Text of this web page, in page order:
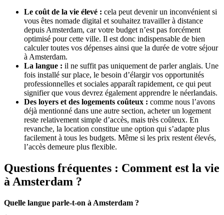
Le coût de la vie élevé : cela peut devenir un inconvénient si
vous êtes nomade digital et souhaitez travailler à distance
depuis Amsterdam, car votre budget n’est pas forcément
optimisé pour cette ville. Il est donc indispensable de bien
calculer toutes vos dépenses ainsi que la durée de votre séjour
à Amsterdam.
La langue : il ne suffit pas uniquement de parler anglais. Une
fois installé sur place, le besoin d’élargir vos opportunités
professionnelles et sociales apparaît rapidement, ce qui peut
signifier que vous devrez également apprendre le néerlandais.
Des loyers et des logements coûteux : comme nous l’avons
déjà mentionné dans une autre section, acheter un logement
reste relativement simple d’accès, mais très coûteux. En
revanche, la location constitue une option qui s’adapte plus
facilement à tous les budgets. Même si les prix restent élevés,
l’accès demeure plus flexible.
Questions fréquentes : Comment est la vie
à Amsterdam ?
Quelle langue parle-t-on à Amsterdam ?